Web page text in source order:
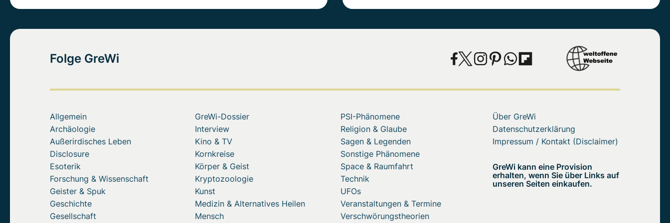
Folge GreWi
Allgemein
Archäologie
Außerirdisches Leben
Disclosure
Esoterik
Forschung & Wissenschaft
Geister & Spuk
Geschichte
Gesellschaft
GreWi-Dossier
Interview
Kino & TV
Kornkreise
Körper & Geist
Kryptozoologie
Kunst
Medizin & Alternatives Heilen
Mensch
PSI-Phänomene
Religion & Glaube
Sagen & Legenden
Sonstige Phänomene
Space & Raumfahrt
Technik
UFOs
Veranstaltungen & Termine
Verschwörungstheorien
Über GreWi
Datenschutzerklärung
Impressum / Kontakt (Disclaimer)
GreWi kann eine Provision
erhalten, wenn Sie über Links auf
unseren Seiten einkaufen.